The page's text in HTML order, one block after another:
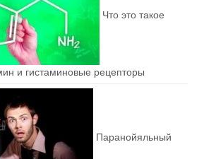
Что это такое
и гистаминовые рецепторы
Паранойяльный